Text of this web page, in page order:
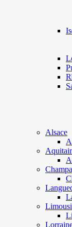
Alsace